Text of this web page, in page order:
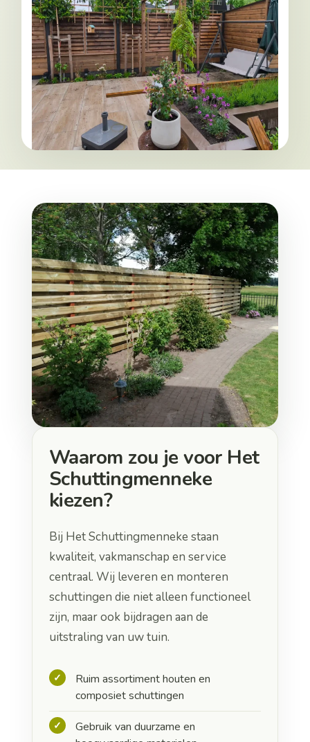
Waarom zou je voor Het
Schuttingmenneke
kiezen?
Bij Het Schuttingmenneke staan
kwaliteit, vakmanschap en service
centraal. Wij leveren en monteren
schuttingen die niet alleen functioneel
zijn, maar ook bijdragen aan de
uitstraling van uw tuin.
Ruim assortiment houten en
composiet schuttingen
Gebruik van duurzame en